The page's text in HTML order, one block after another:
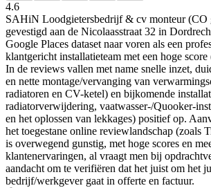
4.6
SAHiN Loodgietersbedrijf & cv monteur (CO
gevestigd aan de Nicolaasstraat 32 in
Google Places dataset naar voren als een
klantgericht installatieteam met een hoge
In de reviews vallen met name snelle inzet,
en nette montage/vervanging van
radiatoren en CV-ketel) en bijkomende
radiatorverwijdering, vaatwasser-/Quooker-
en het oplossen van lekkages) positief op.
het toegestane online reviewlandschap (zoals
is overwegend gunstig, met hoge scores en
klantenervaringen, al vraagt men bij
aandacht om te verifiëren dat het juist om het
bedrijf/werkgever gaat in offerte en factuur.